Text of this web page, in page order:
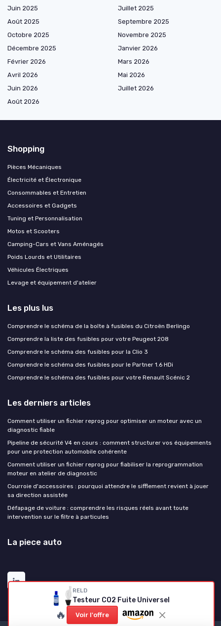
RELD
Testeur CO2 Fuite Universel
🔥 Voir l'offre
Juin 2025
Juillet 2025
Août 2025
Septembre 2025
Octobre 2025
Novembre 2025
Décembre 2025
Janvier 2026
Février 2026
Mars 2026
Avril 2026
Mai 2026
Juin 2026
Juillet 2026
Août 2026
Shopping
Pièces Mécaniques
Électricité et Électronique
Consommables et Entretien
Accessoires et Gadgets
Tuning et Personnalisation
Motos et Scooters
Camping-Cars et Vans Aménagés
Poids Lourds et Utilitaires
Véhicules Électriques
Levage et équipement d'atelier
Les plus lus
Comprendre le schéma de la boîte à fusibles du Citroën Berlingo
Comprendre la liste des fusibles pour votre Peugeot 208
Comprendre le schéma des fusibles pour la Clio 3
Comprendre le schéma des fusibles pour le Partner 1.6 HDi
Comprendre le schéma des fusibles pour votre Renault Scénic 2
Les derniers articles
Comment utiliser un fichier reprog pour optimiser un moteur avec un
diagnostic fiable
Pipeline de sécurité V4 en cours : comment structurer vos équipements
pour une protection automobile cohérente
Comment utiliser un fichier reprog pour fiabiliser la reprogrammation
moteur en atelier de diagnostic
Courroie d'accessoires : pourquoi attendre le sifflement revient à jouer
sa direction assistée
Défapage de voiture : comprendre les risques réels avant toute
intervention sur le filtre à particules
La piece auto